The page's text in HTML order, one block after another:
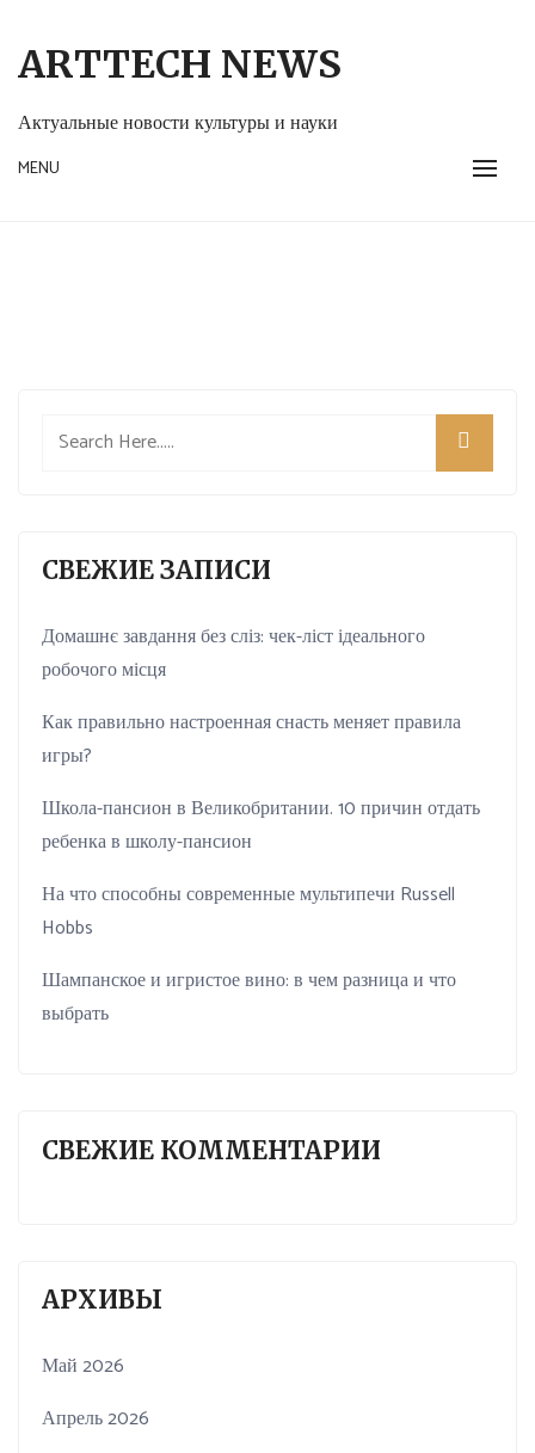
content
ARTTECH NEWS
Актуальные новости культуры и науки
MENU
СВЕЖИЕ ЗАПИСИ
Домашнє завдання без сліз: чек-ліст ідеального
робочого місця
Как правильно настроенная снасть меняет правила
игры?
Школа-пансион в Великобритании. 10 причин отдать
ребенка в школу-пансион
На что способны современные мультипечи Russell
Hobbs
Шампанское и игристое вино: в чем разница и что
выбрать
СВЕЖИЕ КОММЕНТАРИИ
АРХИВЫ
Май 2026
Апрель 2026